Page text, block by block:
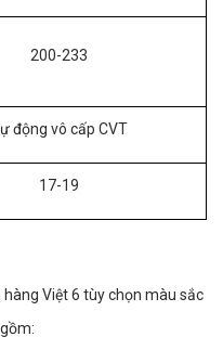
200-233
động vô cấp CVT
17-19
Việt 6 tùy chọn màu sắc